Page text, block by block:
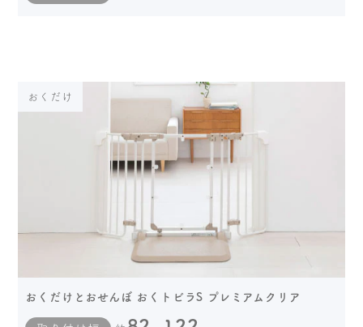
おくだけ
おくだけとおせんぼ おくトビラS プレミアムクリア